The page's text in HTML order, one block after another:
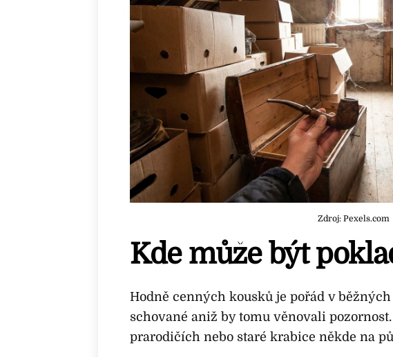
Zdroj: Pexels.com
Kde může být
Hodně cenných kousků je pořád v
schované aniž by tomu věnovali pozornost.
prarodičích nebo staré krabice někde na